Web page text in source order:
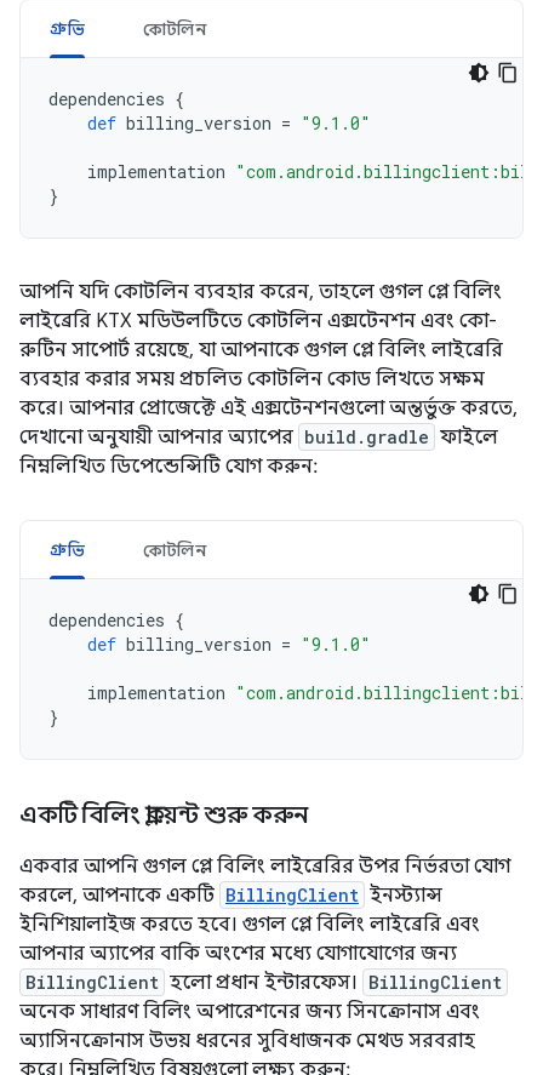
গ্রুভি কোটলিন
dependencies {
def billing_version = "9.1.0"
implementation
}
আপনি যদি কোটলিন ব্যবহার করেন, তাহলে গুগল প্লে বিলিং
লাইব্রেরি KTX মডিউলটিতে কোটলিন এক্সটেনশন এবং কো-
রুটিন সাপোর্ট রয়েছে, যা আপনাকে গুগল প্লে বিলিং লাইব্রেরি
ব্যবহার করার সময় প্রচলিত কোটলিন কোড লিখতে সক্ষম
করে। আপনার প্রোজেক্টে এই এক্সটেনশনগুলো অন্তর্ভুক্ত করতে,
দেখানো অনুযায়ী আপনার অ্যাপের build.gradle ফাইলে
নিম্নলিখিত ডিপেন্ডেন্সিটি যোগ করুন:
গ্রুভি কোটলিন
dependencies {
def billing_version = "9.1.0"
implementation
}
একটি বিলিং ক্লায়েন্ট শুরু করুন
একবার আপনি গুগল প্লে বিলিং লাইব্রেরির উপর নির্ভরতা যোগ
করলে, আপনাকে একটি BillingClient ইনস্ট্যান্স
ইনিশিয়ালাইজ করতে হবে। গুগল প্লে বিলিং লাইব্রেরি এবং
আপনার অ্যাপের বাকি অংশের মধ্যে যোগাযোগের জন্য
BillingClient হলো প্রধান ইন্টারফেস। BillingClient
অনেক সাধারণ বিলিং অপারেশনের জন্য সিনক্রোনাস এবং
অ্যাসিনক্রোনাস উভয় ধরনের সুবিধাজনক মেথড সরবরাহ
করে। নিম্নলিখিত বিষয়গুলো লক্ষ্য করুন: